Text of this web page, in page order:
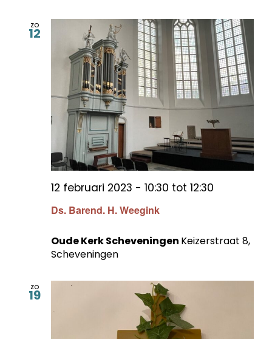
zo
12
Ds. Barend. H. Weegink
12 februari 2023 - 10:30 tot 12:30
Oude Kerk Scheveningen Keizerstraat 8,
Scheveningen
zo
19